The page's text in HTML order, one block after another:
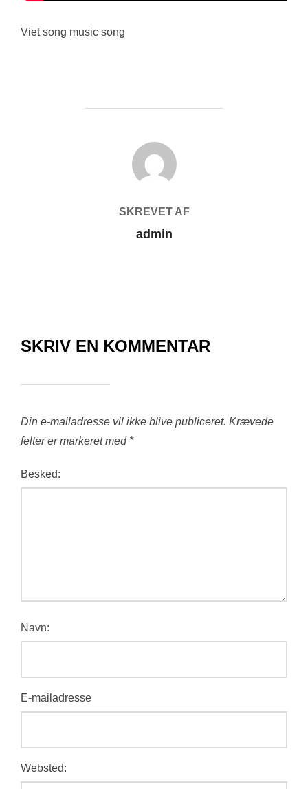
Viet song music song
FORFATTER
SKREVET AF
admin
SKRIV EN KOMMENTAR
Din e-mailadresse vil ikke blive publiceret. Krævede
felter er markeret med *
Besked:
Navn:
E-mailadresse
Websted: